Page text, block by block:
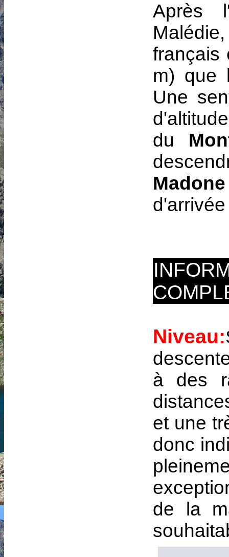
Après
français
m) que
Une
du
Niveau:
à des
et une
donc
de la